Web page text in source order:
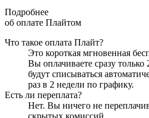
Подробнее
об оплате Плайтом
Что такое оплата Плайт?
Это короткая мгновенная
Вы оплачиваете сразу только
будут списываться
раз в 2 недели по графику.
Есть ли переплата?
Нет. Вы ничего не